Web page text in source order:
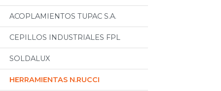
ACOPLAMIENTOS TUPAC S.A.
CEPILLOS INDUSTRIALES FPL
SOLDALUX
HERRAMIENTAS N.RUCCI